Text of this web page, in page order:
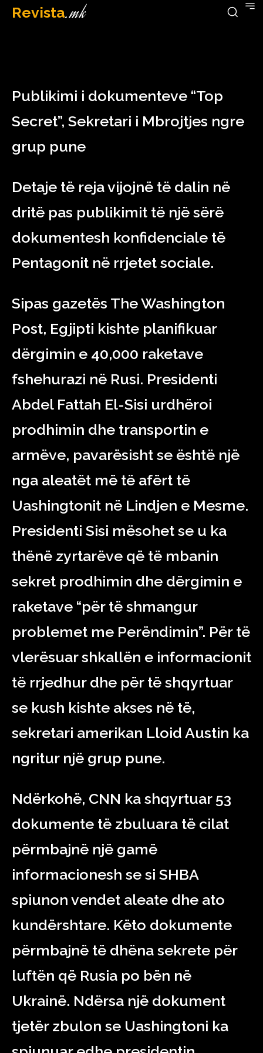
Revista.mk
April 11, 2023
Publikimi i dokumenteve “Top
Secret”, Sekretari i Mbrojtjes ngre
grup pune
Detaje të reja vijojnë të dalin në
dritë pas publikimit të një sërë
dokumentesh konfidenciale të
Pentagonit në rrjetet sociale.
Sipas gazetës The Washington
Post, Egjipti kishte planifikuar
dërgimin e 40,000 raketave
fshehurazi në Rusi. Presidenti
Abdel Fattah El-Sisi urdhëroi
prodhimin dhe transportin e
armëve, pavarësisht se është një
nga aleatët më të afërt të
Uashingtonit në Lindjen e Mesme.
Presidenti Sisi mësohet se u ka
thënë zyrtarëve që të mbanin
sekret prodhimin dhe dërgimin e
raketave “për të shmangur
problemet me Perëndimin”. Për të
vlerësuar shkallën e informacionit
të rrjedhur dhe për të shqyrtuar
se kush kishte akses në të,
sekretari amerikan Lloid Austin ka
ngritur një grup pune.
Ndërkohë, CNN ka shqyrtuar 53
dokumente të zbuluara të cilat
përmbajnë një gamë
informacionesh se si SHBA
spiunon vendet aleate dhe ato
kundërshtare. Këto dokumente
përmbajnë të dhëna sekrete për
luftën që Rusia po bën në
Ukrainë. Ndërsa një dokument
tjetër zbulon se Uashingtoni ka